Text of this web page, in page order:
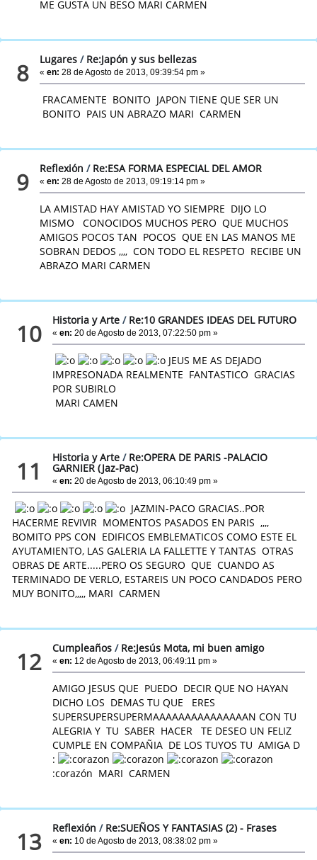
ME GUSTA UN BESO MARI CARMEN
8 Lugares / Re:Japón y sus bellezas
«en: 28 de Agosto de 2013, 09:39:54 pm »
FRACAMENTE BONITO JAPON TIENE QUE SER UN
BONITO PAIS UN ABRAZO MARI CARMEN
9 Reflexión / Re:ESA FORMA ESPECIAL DEL AMOR
«en: 28 de Agosto de 2013, 09:19:14 pm »
LA AMISTAD HAY AMISTAD YO SIEMPRE DIJO LO
MISMO CONOCIDOS MUCHOS PERO QUE MUCHOS
AMIGOS POCOS TAN POCOS QUE EN LAS MANOS ME
SOBRAN DEDOS ,,,, CON TODO EL RESPETO RECIBE UN
ABRAZO MARI CARMEN
10 Historia y Arte / Re:10 GRANDES IDEAS DEL FUTURO
«en: 20 de Agosto de 2013, 07:22:50 pm »
JEUS ME AS DEJADO
IMPRESONADA REALMENTE FANTASTICO GRACIAS
POR SUBIRLO
MARI CAMEN
11 Historia y Arte / Re:OPERA DE PARIS -PALACIO
GARNIER (Jaz-Pac)
«en: 20 de Agosto de 2013, 06:10:49 pm »
JAZMIN-PACO GRACIAS..POR
HACERME REVIVIR MOMENTOS PASADOS EN PARIS ,,,,
BOMITO PPS CON EDIFICOS EMBLEMATICOS COMO ESTE EL
AYUTAMIENTO, LAS GALERIA LA FALLETTE Y TANTAS OTRAS
OBRAS DE ARTE.....PERO OS SEGURO QUE CUANDO AS
TERMINADO DE VERLO, ESTAREIS UN POCO CANDADOS PERO
MUY BONITO,,,,, MARI CARMEN
12 Cumpleaños / Re:Jesús Mota, mi buen amigo
«en: 12 de Agosto de 2013, 06:49:11 pm »
AMIGO JESUS QUE PUEDO DECIR QUE NO HAYAN
DICHO LOS DEMAS TU QUE ERES
SUPERSUPERSUPERMAAAAAAAAAAAAAAAN CON TU
ALEGRIA Y TU SABER HACER TE DESEO UN FELIZ
CUMPLE EN COMPAÑIA DE LOS TUYOS TU AMIGA D
:
:corazón MARI CARMEN
13 Reflexión / Re:SUEÑOS Y FANTASIAS (2) - Frases
«en: 10 de Agosto de 2013, 08:38:02 pm »